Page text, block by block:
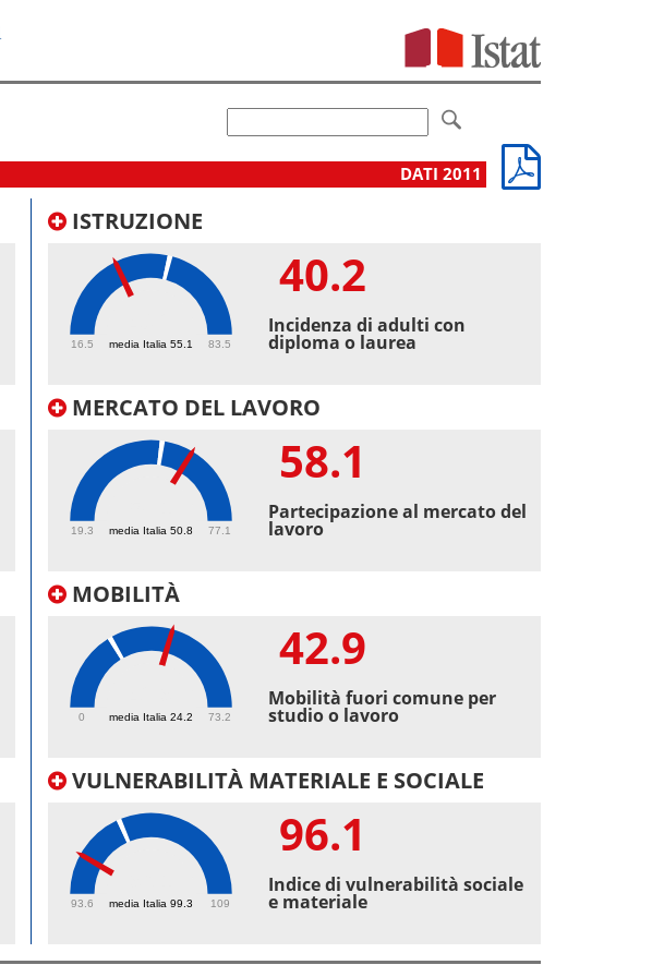
DATI 2011
ISTRUZIONE
media Italia 55.1
16.5 83.5
40.2
Incidenza di adulti con
diploma o laurea
MERCATO DEL LAVORO
media Italia 50.8
19.3 77.1
58.1
Partecipazione al mercato del
lavoro
MOBILITÀ
media Italia 24.2
0 73.2
42.9
Mobilità fuori comune per
studio o lavoro
VULNERABILITÀ MATERIALE E SOCIALE
media Italia 99.3
93.6 109
96.1
Indice di vulnerabilità sociale
e materiale